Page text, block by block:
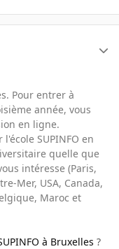
Pour entrer à
année, vous
en ligne.
SUPINFO en
quelle que
intéresse (Paris,
Mer, USA, Canada,
Maroc et
à Bruxelles ?